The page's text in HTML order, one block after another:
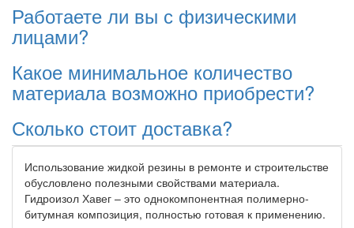
Работаете ли вы с физическими
лицами?
Какое минимальное количество
материала возможно приобрести?
Сколько стоит доставка?
Использование жидкой резины в ремонте и строительстве
обусловлено полезными свойствами материала.
Гидроизол Хавег – это однокомпонентная полимерно-
битумная композиция, полностью готовая к применению.